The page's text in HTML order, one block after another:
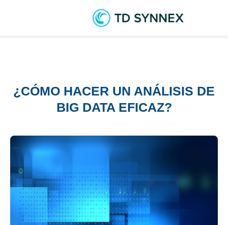
¿CÓMO HACER UN ANÁLISIS DE
BIG DATA EFICAZ?